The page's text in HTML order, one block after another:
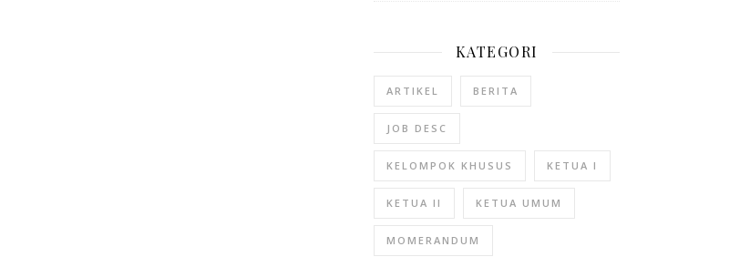
KATEGORI
ARTIKEL BERITA
JOB DESC
KELOMPOK KHUSUS KETUA I
KETUA II KETUA UMUM
MOMERANDUM